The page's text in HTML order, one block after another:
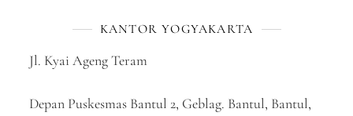
KANTOR YOGYAKARTA
Jl. Kyai Ageng Teram
Depan Puskesmas Bantul 2, Geblag. Bantul, Bantul,